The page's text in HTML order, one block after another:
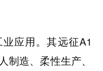
应用。其远征A1
制造、柔性生产、